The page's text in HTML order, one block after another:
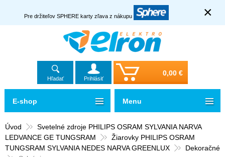
Pre držiteľov SPHERE karty zľava z nákupu ×
Hľadať Prihlásiť
0,00 €
Úvod
Svetelné zdroje PHILIPS OSRAM SYLVANIA NARVA
LEDVANCE GE TUNGSRAM
Žiarovky PHILIPS OSRAM
TUNGSRAM SYLVANIA NEDES NARVA GREENLUX
Dekoračné
E-shop Menu